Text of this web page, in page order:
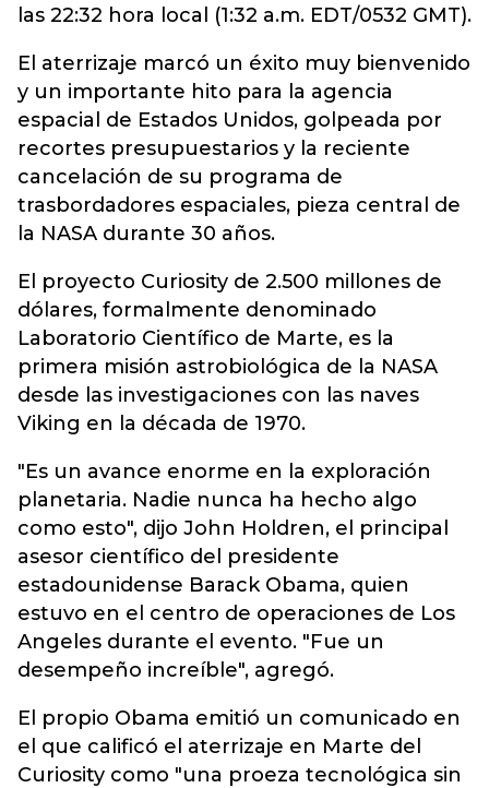
las 22:32 hora local (1:32 a.m. EDT/0532 GMT).
El aterrizaje marcó un éxito muy bienvenido
y un importante hito para la agencia
espacial de Estados Unidos, golpeada por
recortes presupuestarios y la reciente
cancelación de su programa de
trasbordadores espaciales, pieza central de
la NASA durante 30 años.
El proyecto Curiosity de 2.500 millones de
dólares, formalmente denominado
Laboratorio Científico de Marte, es la
primera misión astrobiológica de la NASA
desde las investigaciones con las naves
Viking en la década de 1970.
"Es un avance enorme en la exploración
planetaria. Nadie nunca ha hecho algo
como esto", dijo John Holdren, el principal
asesor científico del presidente
estadounidense Barack Obama, quien
estuvo en el centro de operaciones de Los
Angeles durante el evento. "Fue un
desempeño increíble", agregó.
El propio Obama emitió un comunicado en
el que calificó el aterrizaje en Marte del
Curiosity como "una proeza tecnológica sin